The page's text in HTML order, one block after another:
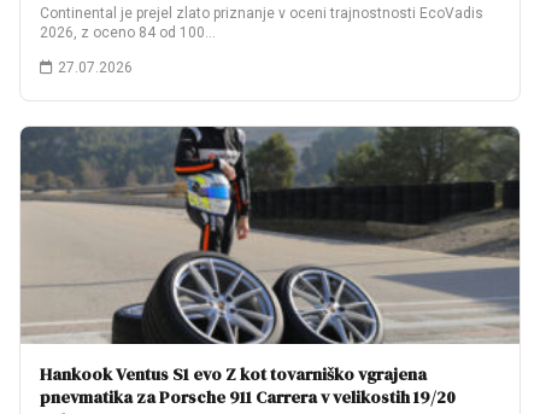
Continental je prejel zlato priznanje v oceni trajnostnosti EcoVadis
2026, z oceno 84 od 100…
27.07.2026
Hankook Ventus S1 evo Z kot tovarniško vgrajena
pnevmatika za Porsche 911 Carrera v velikostih 19/20